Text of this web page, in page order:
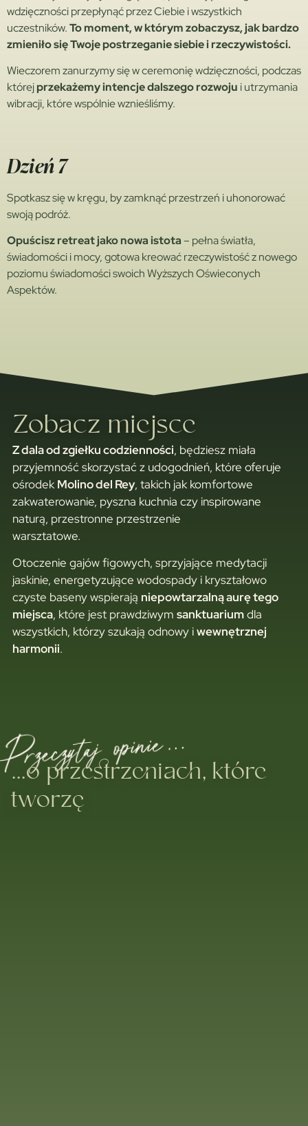
wdzięczności przepłynąć przez Ciebie i wszystkich
uczestników.To moment, w którym zobaczysz, jak bardzo
zmieniło się Twoje postrzeganie siebie i rzeczywistości.
Wieczorem zanurzymy się w ceremonię wdzięczności, podczas
którejprzekażemy intencje dalszego rozwoju i utrzymania
wibracji, które wspólnie wznieśliśmy.
Dzień 7
Spotkasz się w kręgu, by zamknąć przestrzeń i uhonorować
swoją podróż.
Opuścisz retreat jako nowa istota– pełna światła,
świadomości i mocy, gotowa kreować rzeczywistość z nowego
poziomu świadomości swoich Wyższych Oświeconych
Aspektów.
Zobacz miejsce
Z dala od zgiełku codzienności, będziesz miała
przyjemność skorzystać z udogodnień, które oferuje
ośrodekMolino del Rey, takich jak komfortowe
zakwaterowanie, pyszna kuchnia czy inspirowane
naturą, przestronne przestrzenie
warsztatowe.
Otoczenie gajów figowych, sprzyjające medytacji
jaskinie, energetyzujące wodospady i kryształowo
czyste baseny wspierają niepowtarzalną aurę tego
miejsca, które jest prawdziwym sanktuariumdla
wszystkich, którzy szukają odnowy iwewnętrznej
harmonii.
opinie…
...o przestrzeniach, które
tworzę